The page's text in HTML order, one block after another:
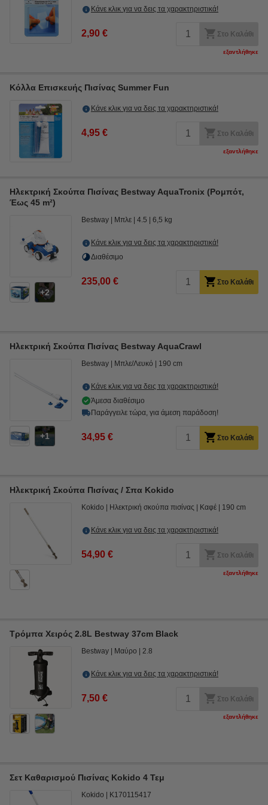
Κάνε κλικ για να δεις τα χαρακτηριστικά!
2,90 € Στο Καλάθι
εξαντλήθηκε
Κόλλα Επισκευής Πισίνας Summer Fun
Κάνε κλικ για να δεις τα χαρακτηριστικά!
4,95 € Στο Καλάθι
εξαντλήθηκε
Ηλεκτρική Σκούπα Πισίνας Bestway AquaTronix (Ρομπότ,
Έως 45 m²)
2
Bestway Μπλε 4.5 6,5 kg
Κάνε κλικ για να δεις τα χαρακτηριστικά!
Διαθέσιμο
235,00 € Στο Καλάθι
Ηλεκτρική Σκούπα Πισίνας Bestway AquaCrawl
1
Bestway Μπλε/Λευκό 190 cm
Κάνε κλικ για να δεις τα χαρακτηριστικά!
Άμεσα διαθέσιμο
Παράγγειλε τώρα, για άμεση παράδοση!
34,95 € Στο Καλάθι
Ηλεκτρική Σκούπα Πισίνας / Σπα Kokido
Kokido Ηλεκτρική σκούπα πισίνας Καφέ 190 cm
Κάνε κλικ για να δεις τα χαρακτηριστικά!
54,90 € Στο Καλάθι
εξαντλήθηκε
Τρόμπα Χειρός 2.8L Bestway 37cm Black
Bestway Μαύρο 2.8
Κάνε κλικ για να δεις τα χαρακτηριστικά!
7,50 € Στο Καλάθι
εξαντλήθηκε
Σετ Καθαρισμού Πισίνας Kokido 4 Τεμ
Kokido K170115417